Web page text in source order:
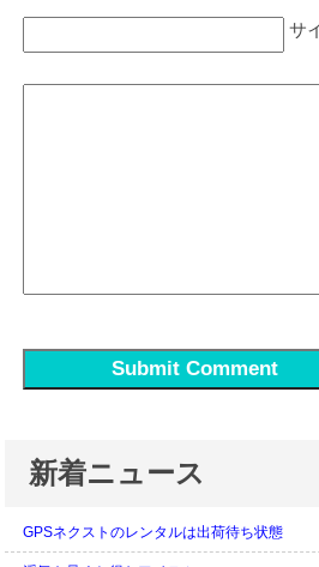
サ
新着ニュース
GPSネクストのレンタルは出荷待ち状態